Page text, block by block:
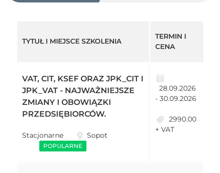
TYTUŁ I MIEJSCE SZKOLENIA
TERMIN I
CENA
VAT, CIT, KSEF ORAZ JPK_CIT I
JPK_VAT - NAJWAŻNIEJSZE
ZMIANY I OBOWIĄZKI
PRZEDSIĘBIORCÓW.
Stacjonarne Sopot
POPULARNE
28.09.2026
- 30.09.2026
2990.00
+ VAT